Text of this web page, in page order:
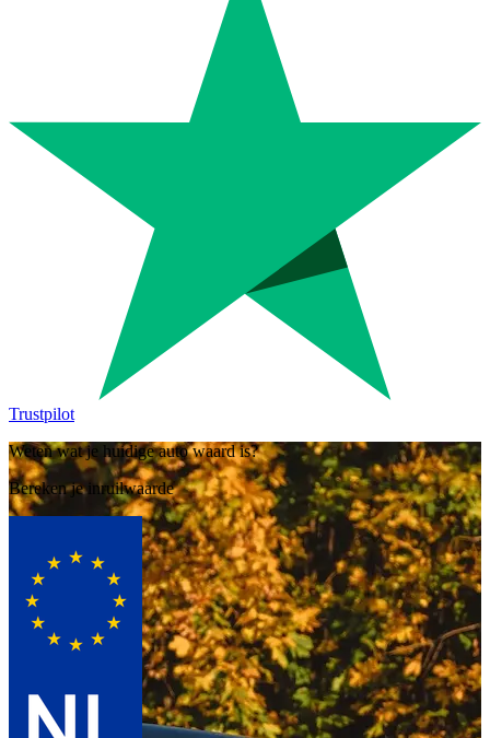
Trustpilot
Weten wat je huidige auto waard is?
Bereken je inruilwaarde